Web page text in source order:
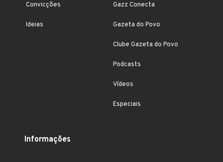
Convicções
Ideias
Gazz Conecta
Gazeta do Povo
Clube Gazeta do Povo
Podcasts
Vídeos
Especiais
Informações